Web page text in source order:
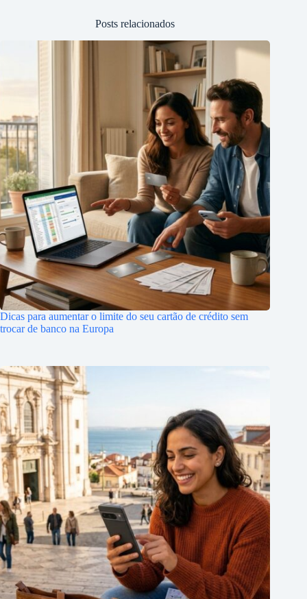
Posts relacionados
Dicas para aumentar o limite do seu cartão de crédito sem
trocar de banco na Europa